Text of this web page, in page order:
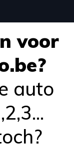
voor
auto